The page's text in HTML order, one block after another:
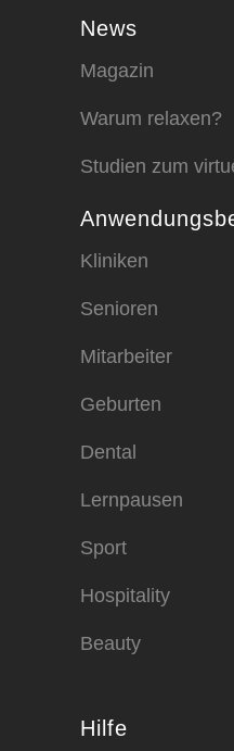
News
Magazin
Warum relaxen?
Studien zum
Kliniken
Senioren
Mitarbeiter
Geburten
Dental
Lernpausen
Sport
Hospitality
Beauty
Hilfe